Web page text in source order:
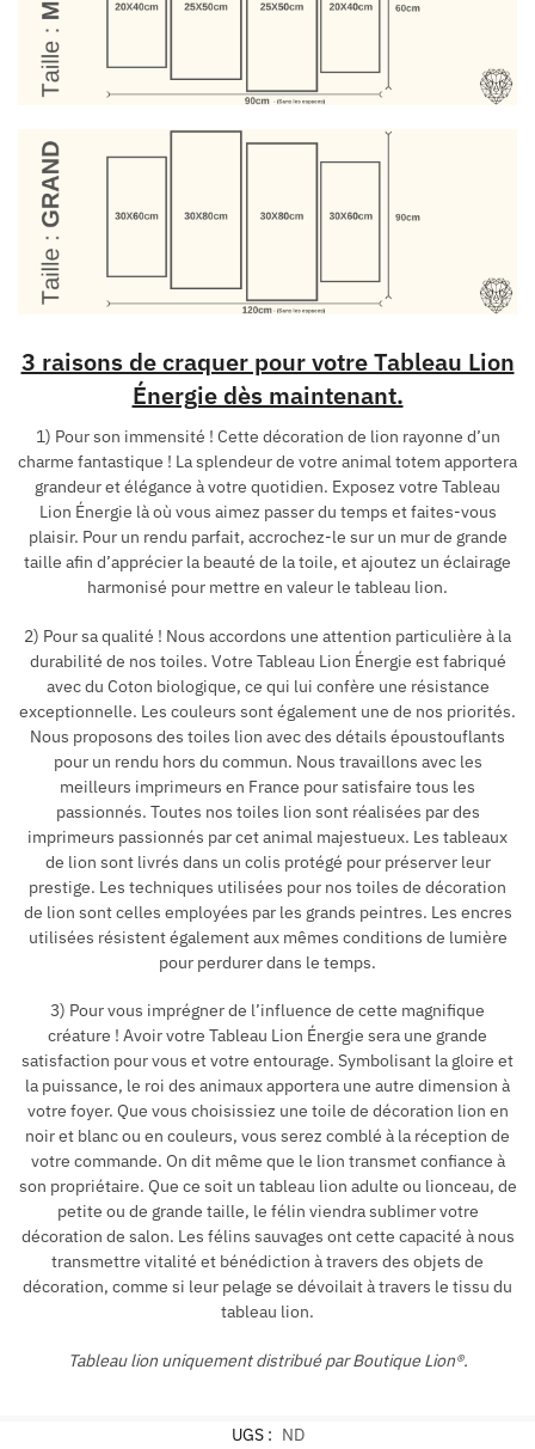
3 raisons de craquer pour votre Tableau Lion
Énergie dès maintenant.
1) Pour son immensité ! Cette décoration de lion rayonne d’un
charme fantastique ! La splendeur de votre animal totem apportera
grandeur et élégance à votre quotidien. Exposez votre Tableau
Lion Énergie là où vous aimez passer du temps et faites-vous
plaisir. Pour un rendu parfait, accrochez-le sur un mur de grande
taille afin d’apprécier la beauté de la toile, et ajoutez un éclairage
harmonisé pour mettre en valeur le tableau lion.
2) Pour sa qualité ! Nous accordons une attention particulière à la
durabilité de nos toiles. Votre Tableau Lion Énergie est fabriqué
avec du Coton biologique, ce qui lui confère une résistance
exceptionnelle. Les couleurs sont également une de nos priorités.
Nous proposons des toiles lion avec des détails époustouflants
pour un rendu hors du commun. Nous travaillons avec les
meilleurs imprimeurs en France pour satisfaire tous les
passionnés. Toutes nos toiles lion sont réalisées par des
imprimeurs passionnés par cet animal majestueux. Les tableaux
de lion sont livrés dans un colis protégé pour préserver leur
prestige. Les techniques utilisées pour nos toiles de décoration
de lion sont celles employées par les grands peintres. Les encres
utilisées résistent également aux mêmes conditions de lumière
pour perdurer dans le temps.
3) Pour vous imprégner de l’influence de cette magnifique
créature ! Avoir votre Tableau Lion Énergie sera une grande
satisfaction pour vous et votre entourage. Symbolisant la gloire et
la puissance, le roi des animaux apportera une autre dimension à
votre foyer. Que vous choisissiez une toile de décoration lion en
noir et blanc ou en couleurs, vous serez comblé à la réception de
votre commande. On dit même que le lion transmet confiance à
son propriétaire. Que ce soit un tableau lion adulte ou lionceau, de
petite ou de grande taille, le félin viendra sublimer votre
décoration de salon. Les félins sauvages ont cette capacité à nous
transmettre vitalité et bénédiction à travers des objets de
décoration, comme si leur pelage se dévoilait à travers le tissu du
tableau lion.
Tableau lion uniquement distribué par Boutique Lion®.
UGS : ND